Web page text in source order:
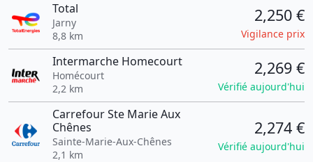
Total
Jarny
8,8 km
2,250 €
Vigilance prix
Intermarche Homecourt
Homécourt
2,2 km
2,269 €
Vérifié aujourd'hui
Carrefour Ste Marie Aux
Chênes
Sainte-Marie-Aux-Chênes
2,1 km
2,274 €
Vérifié aujourd'hui